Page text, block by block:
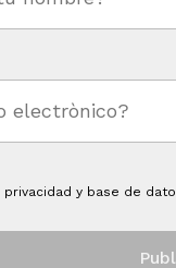
privacidad y base de